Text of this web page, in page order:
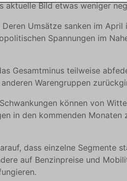
Bild etwas weniger
Umsätze sanken im
Spannungen im
Gesamtminus teilweise
Warengruppen
können von
in den kommenden
dass einzelne Segmente
auf Benzinpreise und